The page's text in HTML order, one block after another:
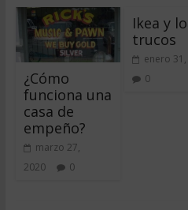
¿Cómo
funciona una
casa de
empeño?
marzo 27,
2020
0
Ikea y
trucos
enero
0